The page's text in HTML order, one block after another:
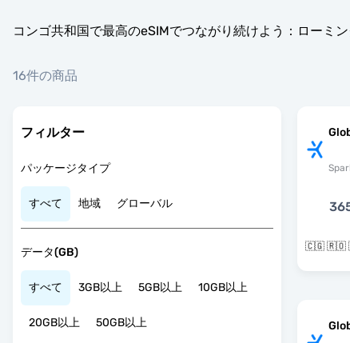
コンゴ共和国で最高のeSIMでつながり続けよう：ローミ
16件の商品
フィルター
パッケージタイプ
すべて 地域 グローバル
データ(GB)
すべて 3GB以上 5GB以上 10GB以上
20GB以上 50GB以上
🇨🇬 🇷🇴